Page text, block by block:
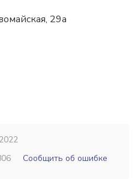
29а
Сообщить об ошибке